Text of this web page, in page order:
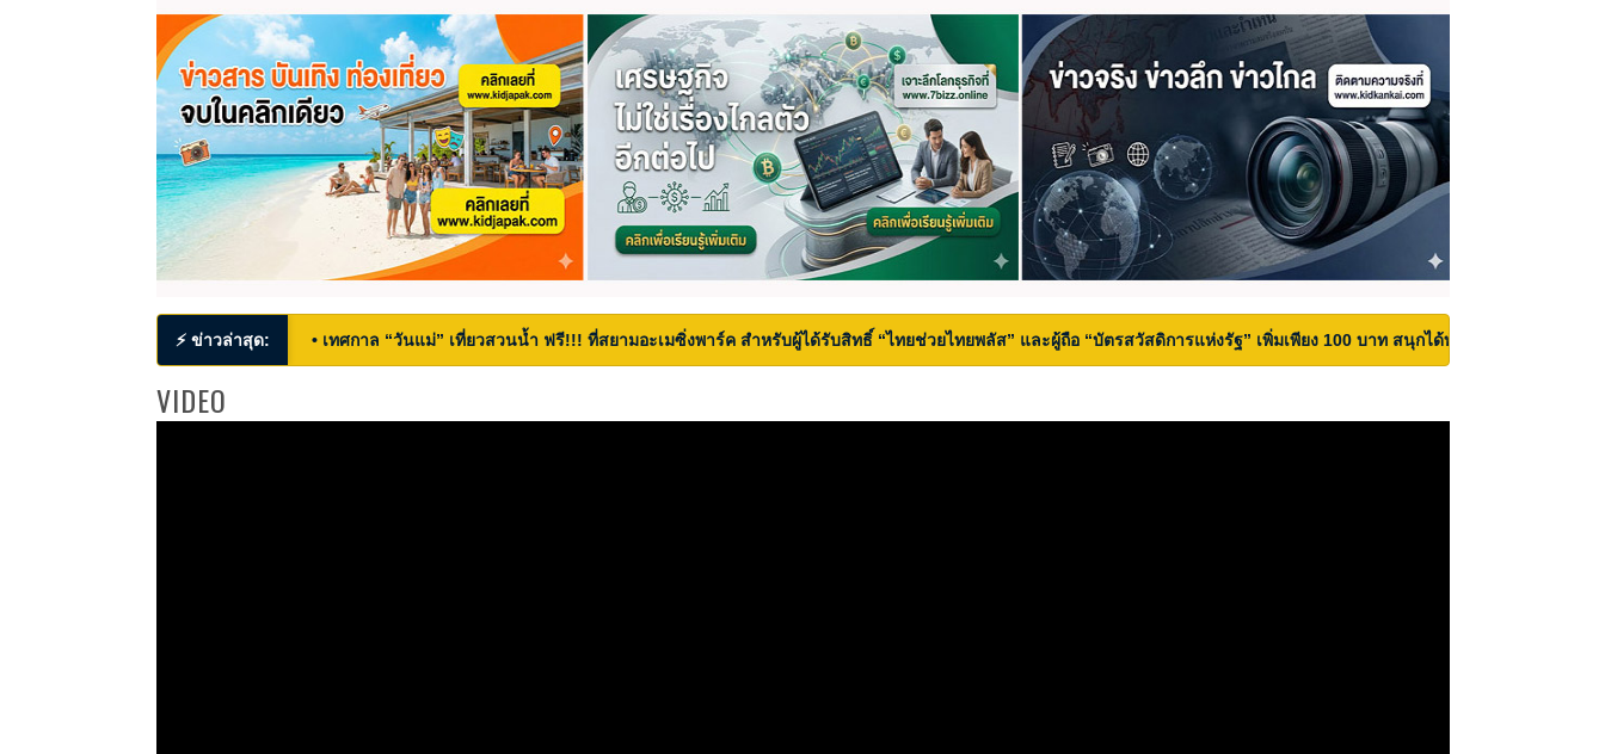
⚡ ข่าวล่าสุด: • เทศกาล “วันแม่” เที่ยวสวนน้ำ ฟรี!!! ที่สยามอะเมซิ่งพาร์ค สำหรับผู้ได้รับสิทธิ์ “ไทยช่วยไทยพลัส” และผู้ถือ “บัตรสวัสดิการแห่งรัฐ” เพิ่มเพียง 100 บาท สนุกได้ทั้งสวนน้ำและสวนส
VIDEO